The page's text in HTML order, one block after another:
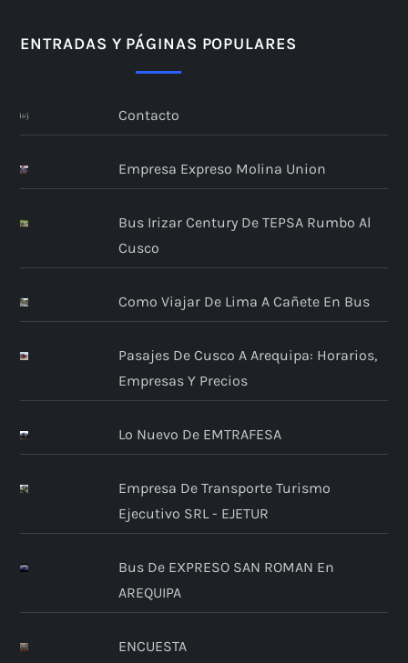
ENTRADAS Y PÁGINAS POPULARES
Contacto
Empresa Expreso Molina Union
Bus Irizar Century De TEPSA Rumbo Al
Cusco
Como Viajar De Lima A Cañete En Bus
Pasajes De Cusco A Arequipa: Horarios,
Empresas Y Precios
Lo Nuevo De EMTRAFESA
Empresa De Transporte Turismo
Ejecutivo SRL - EJETUR
Bus De EXPRESO SAN ROMAN En
AREQUIPA
ENCUESTA